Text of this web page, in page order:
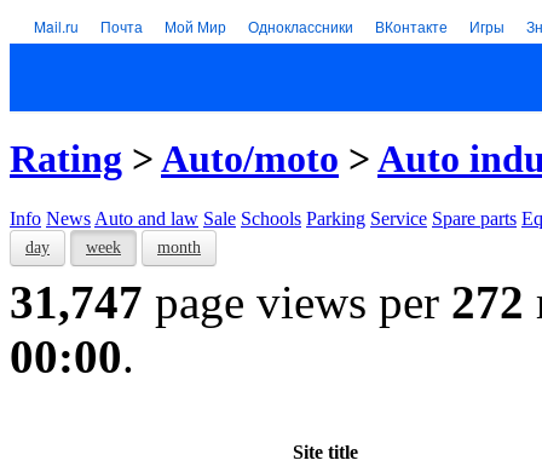
Mail.ru Почта Мой Мир Одноклассники ВКонтакте Игры
Rating >Auto/moto >Auto
Info News Auto and law Sale Schools Parking Service Spare parts
day week month
31,747 page views per 272
00:00.
Site title